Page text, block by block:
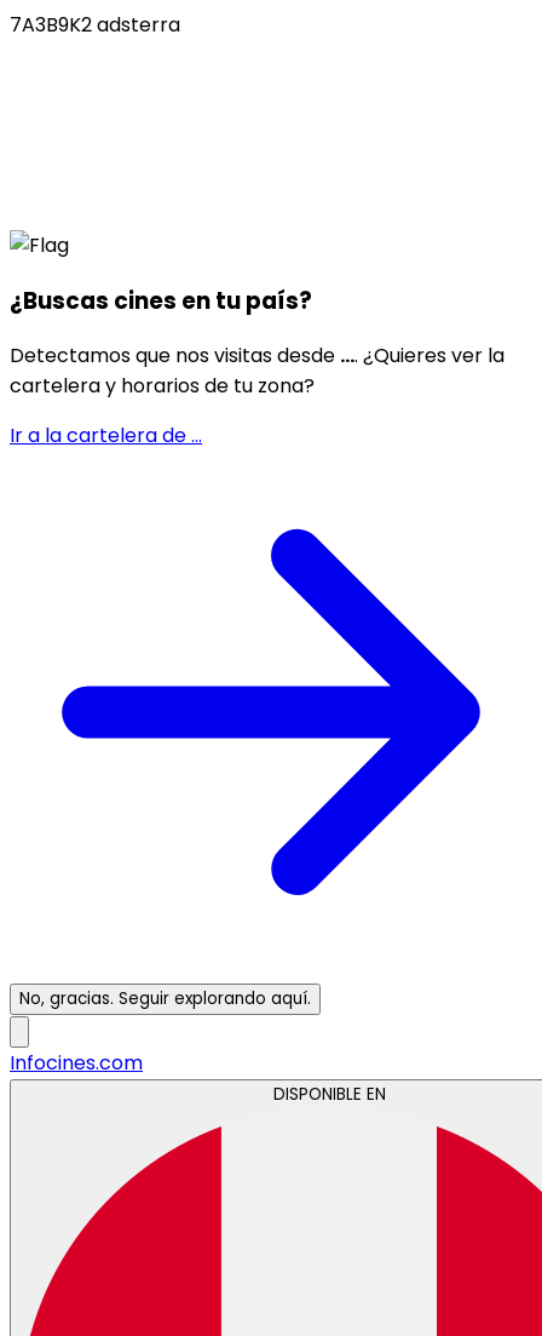
7A3B9K2 adsterra
¿Buscas cines entu país?
Detectamos que nos visitas desde .... ¿Quieres ver la
cartelera y horarios de tu zona?
Ir a la cartelera de...
No, gracias. Seguir explorando aquí.
Infocines.com
DISPONIBLE EN